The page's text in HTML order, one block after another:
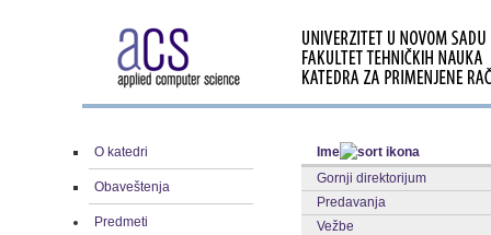
O katedri
Obaveštenja
Predmeti
Ime
Gornji direktorijum
Predavanja
Vežbe